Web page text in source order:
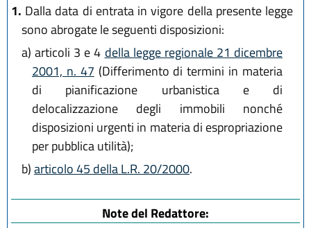
1. Dalla data di entrata in vigore della presente legge
sono abrogate le seguenti disposizioni:
a) articoli 3 e 4 della legge regionale 21 dicembre
2001, n. 47 (Differimento di termini in materia
di pianificazione urbanistica e di
delocalizzazione degli immobili nonché
disposizioni urgenti in materia di espropriazione
per pubblica utilità);
b)articolo 45 della L.R. 20/2000.
Note del Redattore: